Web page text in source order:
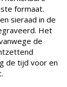
formaat.
sieraad in de
Het
de
de tijd voor en